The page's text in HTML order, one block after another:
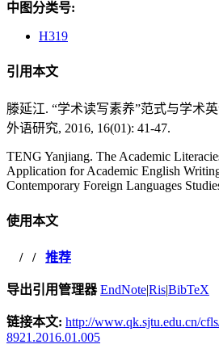
中图分类号:
H319
引用本文
滕延江. “学术读写素养”范式与学术
外语研究, 2016, 16(01): 41-47.
TENG Yanjiang. The Academic
Application for Academic English
Contemporary Foreign Languages
使用本文
/ / 推荐
导出引用管理器 EndNote|Ris|BibTeX
链接本文: http://www.qk.sjtu.edu.cn/
8921.2016.01.005